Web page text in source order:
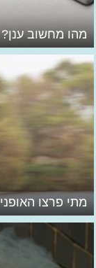
מהו מחשוב ענן?
מתי פרצו